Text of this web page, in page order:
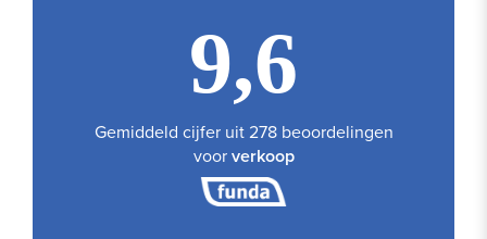
9,6
Gemiddeld cijfer uit 278 beoordelingen
voor verkoop